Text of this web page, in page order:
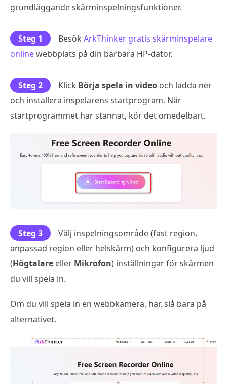
grundläggande skärminspelningsfunktioner.
Steg 1 Besök ArkThinker gratis skärminspelare
onlinewebbplats på din bärbara HP-dator.
Steg 2 Klick Börja spela in video och ladda ner
och installera inspelarens startprogram. När
startprogrammet har stannat, kör det omedelbart.
Steg 3
Välj inspelningsområde (fast region,
anpassad region eller helskärm) och konfigurera ljud
(Högtalare eller Mikrofon) inställningar för skärmen
du vill spela in.
Om du vill spela in en webbkamera, här, slå bara på
alternativet.